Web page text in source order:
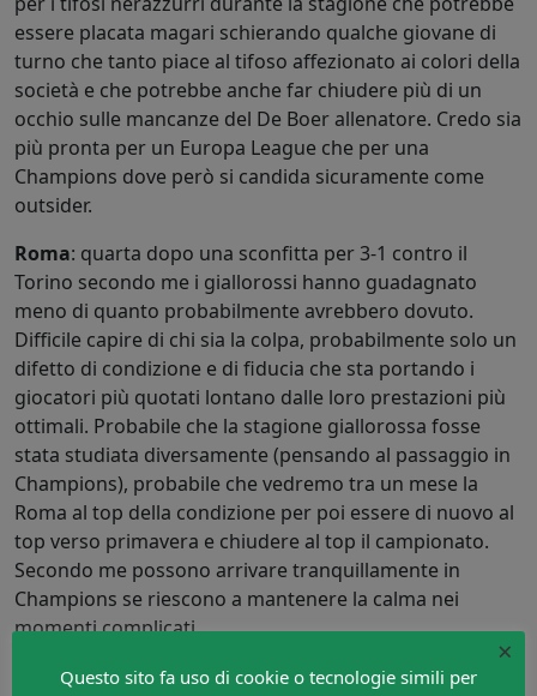
essere placata magari schierando qualche giovane di
turno che tanto piace al tifoso affezionato ai colori della
società e che potrebbe anche far chiudere più di un
occhio sulle mancanze del De Boer allenatore. Credo sia
più pronta per un Europa League che per una
Champions dove però si candida sicuramente come
outsider.
Roma: quarta dopo una sconfitta per 3-1 contro il
Torino secondo me i giallorossi hanno guadagnato
meno di quanto probabilmente avrebbero dovuto.
Difficile capire di chi sia la colpa, probabilmente solo un
difetto di condizione e di fiducia che sta portando i
giocatori più quotati lontano dalle loro prestazioni più
ottimali. Probabile che la stagione giallorossa fosse
stata studiata diversamente (pensando al passaggio in
Champions), probabile che vedremo tra un mese la
Roma al top della condizione per poi essere di nuovo al
top verso primavera e chiudere al top il campionato.
Secondo me possono arrivare tranquillamente in
Champions se riescono a mantenere la calma nei
momenti complicati.
Lazio: è forse la squadra che mi ha impressionato di
×
Questo sito fa uso di cookie o tecnologie simili per